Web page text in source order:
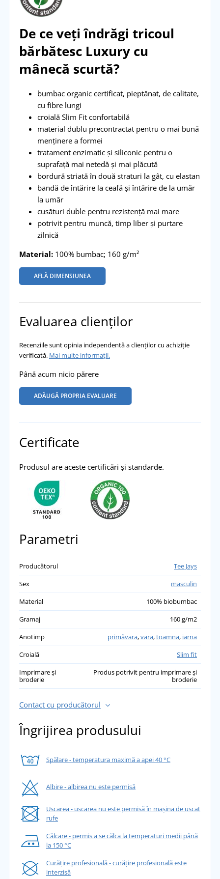
De ce veți îndrăgi tricoul
bărbătesc Luxury cu
mânecă scurtă?
bumbac organic certificat, pieptănat, de calitate,
cu fibre lungi
croială Slim Fit confortabilă
material dublu precontractat pentru o mai bună
menținere a formei
tratament enzimatic și siliconic pentru o
suprafață mai netedă și mai plăcută
bordură striată în două straturi la gât, cu elastan
bandă de întărire la ceafă și întărire de la umăr
la umăr
cusături duble pentru rezistență mai mare
potrivit pentru muncă, timp liber și purtare
zilnică
Material:100% bumbac; 160 g/m²
AFLĂ DIMENSIUNEA
Evaluarea clienților
Recenziile sunt opinia independentă a clienților cu achiziție
verificată. Mai multe informații.
Până acum nicio părere
ADĂUGĂ PROPRIA EVALUARE
Certificate
Produsul are aceste certificări și standarde.
Parametri
Producătorul
Tee Jays
Sex
masculin
Material
100% biobumbac
Gramaj
160 g/m2
Anotimp
primăvara,vara,toamna, iarna
Croială
Slim fit
Imprimare și
broderie
Produs potrivit pentru imprimare și
broderie
Contact cu producătorul
Îngrijirea produsului
Spălare - temperatura maximă a apei 40 °C
Albire - albirea nu este permisă
Uscarea - uscarea nu este permisă în mașina de uscat
rufe
Călcare - permis a se călca la temperaturi medii până
la 150 °C
Curățire profesională - curățire profesională este
interzisă